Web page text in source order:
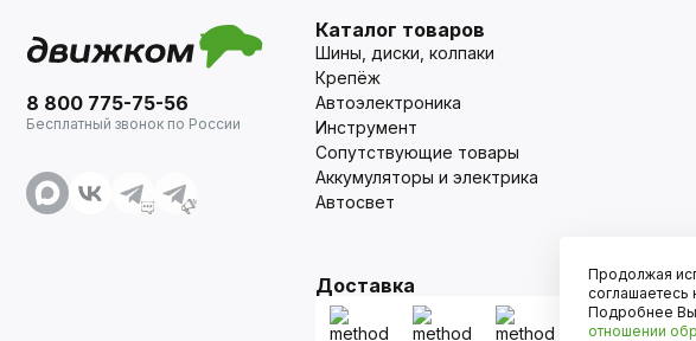
8 800 775-75-56
Бесплатный звонок по России
Каталог товаров
Шины, диски, колпаки
Крепёж
Автоэлектроника
Инструмент
Сопутствующие товары
Аккумуляторы и электрика
Автосвет
Доставка Продолжая
соглашаетесь
Подробнее Вы
отношении